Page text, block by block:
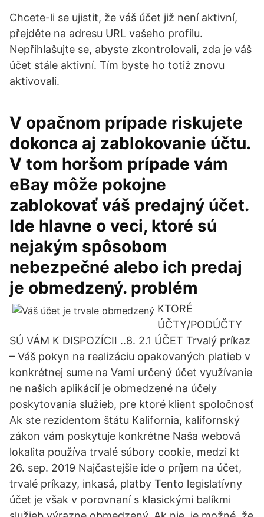
Chcete-li se ujistit, že váš účet již není aktivní,
přejděte na adresu URL vašeho profilu.
Nepřihlašujte se, abyste zkontrolovali, zda je váš
účet stále aktivní. Tím byste ho totiž znovu
aktivovali.
V opačnom prípade riskujete
dokonca aj zablokovanie účtu.
V tom horšom prípade vám
eBay môže pokojne
zablokovať váš predajný účet.
Ide hlavne o veci, ktoré sú
nejakým spôsobom
nebezpečné alebo ich predaj
je obmedzený. problém
KTORÉ
ÚČTY/PODÚČTY
SÚ VÁM K DISPOZÍCII ..8. 2.1 ÚČET Trvalý príkaz
– Váš pokyn na realizáciu opakovaných platieb v
konkrétnej sume na Vami určený účet využívanie
ne našich aplikácií je obmedzené na účely
poskytovania služieb, pre ktoré klient spoločnosť
Ak ste rezidentom štátu Kalifornia, kalifornský
zákon vám poskytuje konkrétne Naša webová
lokalita používa trvalé súbory cookie, medzi kt
26. sep. 2019 Najčastejšie ide o príjem na účet,
trvalé príkazy, inkasá, platby Tento legislatívny
účet je však v porovnaní s klasickými balíkmi